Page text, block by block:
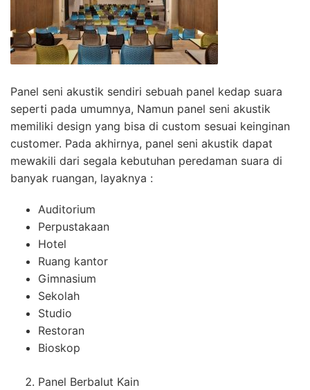
Panel seni akustik sendiri sebuah panel kedap suara
seperti pada umumnya, Namun panel seni akustik
memiliki design yang bisa di custom sesuai keinginan
customer. Pada akhirnya, panel seni akustik dapat
mewakili dari segala kebutuhan peredaman suara di
banyak ruangan, layaknya :
Auditorium
Perpustakaan
Hotel
Ruang kantor
Gimnasium
Sekolah
Studio
Restoran
Bioskop
Panel Berbalut Kain